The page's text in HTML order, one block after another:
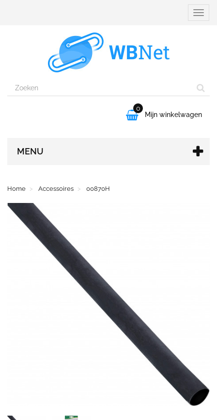

0
Mijn winkelwagen
MENU
Home Accessoires 00870H